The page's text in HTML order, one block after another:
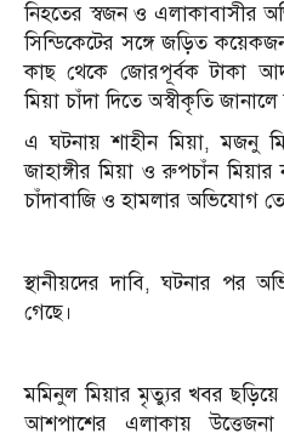
নিহতের স্বজন ও এলাকাবাসীর
সিন্ডিকেটের সঙ্গে জড়িত
কাছ থেকে জোরপূর্বক টাকা
মিয়া চাঁদা দিতে অস্বীকৃতি
এ ঘটনায় শাহীন মিয়া, মজনু
জাহাঙ্গীর মিয়া ও রুপচাঁন
চাঁদাবাজি ও হামলার অভিযোগ
স্থানীয়দের দাবি, ঘটনার পর
গেছে।
মমিনুল মিয়ার মৃত্যুর খবর
আশপাশের এলাকায়